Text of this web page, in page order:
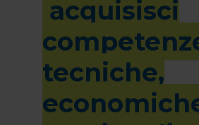
acquisisci
tecniche,